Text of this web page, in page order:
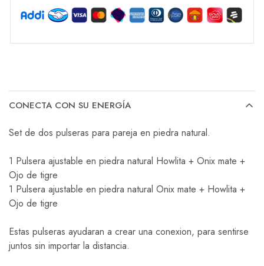
CONECTA CON SU ENERGÍA
Set de dos pulseras para pareja en piedra natural.
1 Pulsera ajustable en piedra natural Howlita + Onix mate +
Ojo de tigre
1 Pulsera ajustable en piedra natural Onix mate + Howlita +
Ojo de tigre
Estas pulseras ayudaran a crear una conexion, para sentirse
juntos sin importar la distancia.